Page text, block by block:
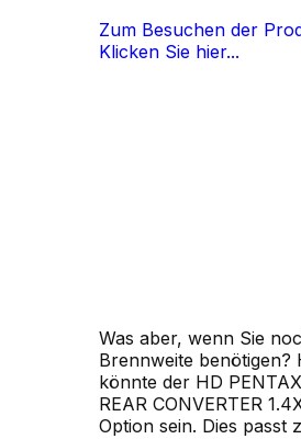
Zum Besuchen der
Klicken Sie hier...
Was aber, wenn Sie
Brennweite benötigen?
könnte der HD
REAR CONVERTER
Option sein. Dies passt